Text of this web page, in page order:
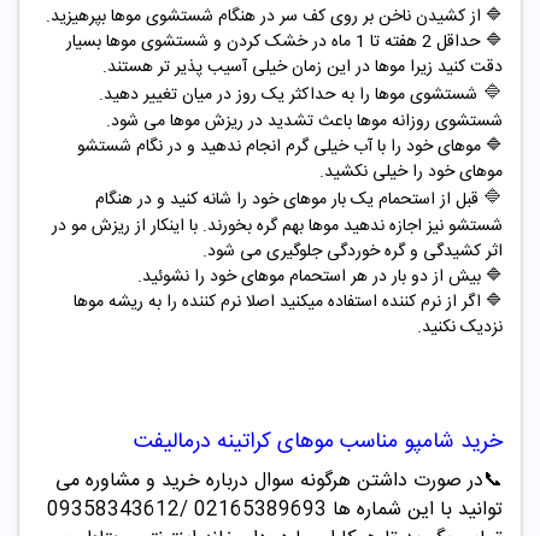
🔷 از کشیدن ناخن بر روی کف سر در هنگام شستشوی موها بپرهیزید.
🔷
حداقل 2 هفته تا 1 ماه در خشک کردن و شستشوی موها بسیار
دقت کنید زیرا موها در این زمان خیلی آسیب پذیر تر هستند.
🔷 شستشوی موها را به حداکثر یک روز در میان تغییر دهید.
شستشوی روزانه موها باعث تشدید در ریزش موها می شود.
🔷 موهای خود را با آب خیلی گرم انجام ندهید و در نگام شستشو
موهای خود را خیلی نکشید.
🔷 قبل از استحمام یک بار موهای خود را شانه کنید و در هنگام
شستشو نیز اجازه ندهید موها بهم گره بخورند. با اینکار از ریزش مو در
اثر کشیدگی و گره خوردگی جلوگیری می شود.
🔷 بیش از دو بار در هر استحمام موهای خود را نشوئید.
🔷 اگر از نرم کننده استفاده میکنید اصلا نرم کننده را به ریشه موها
نزدیک نکنید.
خرید شامپو مناسب موهای کراتینه درمالیفت
📞در صورت داشتن هرگونه سوال درباره خرید و مشاوره می
توانید با این شماره ها 02165389693
/09358343612